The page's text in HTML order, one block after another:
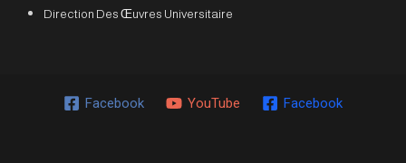
Direction Des Œuvres Universitaire
Facebook YouTube Facebook